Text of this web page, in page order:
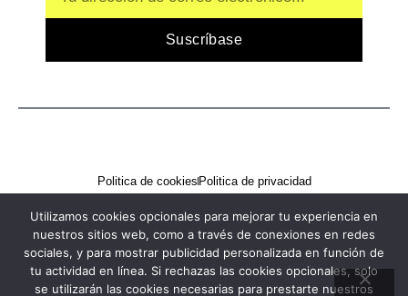
Suscríbase
Politica de cookiesPolitica de privacidad
2026 Suéltate. Todos los derechos reservaos
Utilizamos cookies opcionales para mejorar tu experiencia en
nuestros sitios web, como a través de conexiones en redes
sociales, y para mostrar publicidad personalizada en función de
tu actividad en línea. Si rechazas las cookies opcionales, solo
se utilizarán las cookies necesarias para prestarte nuestros